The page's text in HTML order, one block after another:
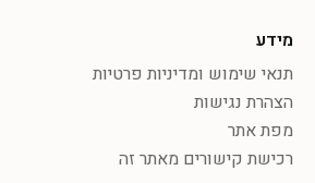
מידע
תנאי שימוש ומדיניות פרטיות
הצהרת נגישות
מפת אתר
רכישת קישורים מאתר זה